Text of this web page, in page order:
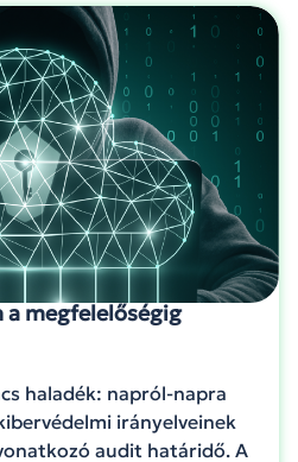
a megfelelőségig
haladék: napról-napra
irányelveinek
audit határidő. A